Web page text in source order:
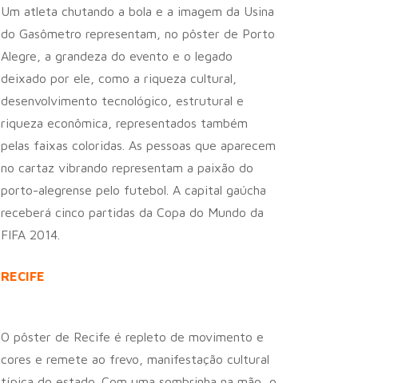
Um atleta chutando a bola e a imagem da Usina
do Gasômetro representam, no pôster de Porto
Alegre, a grandeza do evento e o legado
deixado por ele, como a riqueza cultural,
desenvolvimento tecnológico, estrutural e
riqueza econômica, representados também
pelas faixas coloridas. As pessoas que aparecem
no cartaz vibrando representam a paixão do
porto-alegrense pelo futebol. A capital gaúcha
receberá cinco partidas da Copa do Mundo da
FIFA 2014.
RECIFE
O pôster de Recife é repleto de movimento e
cores e remete ao frevo, manifestação cultural